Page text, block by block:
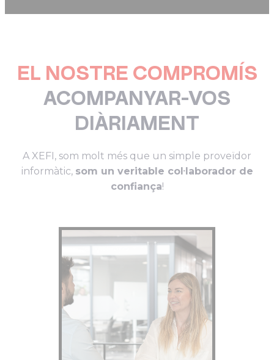
EL NOSTRE COMPROMÍS
ACOMPANYAR-VOS
DIÀRIAMENT
A XEFI, som molt més que un simple proveïdor
informàtic, som un veritable col·laborador de
confiança!